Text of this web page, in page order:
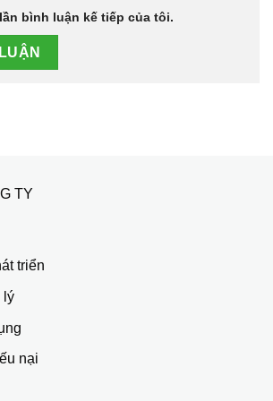
bình luận kế tiếp của tôi.
TY
triển
lý
nại